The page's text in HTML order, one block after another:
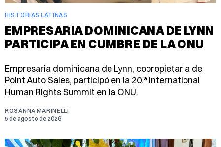
HISTORIAS LATINAS
EMPRESARIA DOMINICANA DE LYNN
PARTICIPA EN CUMBRE DE LA ONU
Empresaria dominicana de Lynn, copropietaria de
Point Auto Sales, participó en la 20.ª International
Human Rights Summit en la ONU.
ROSANNA MARINELLI
5 de agosto de 2026